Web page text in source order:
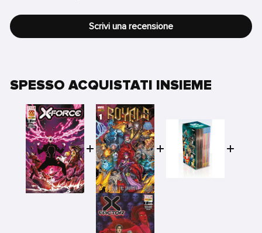
Scrivi una recensione
SPESSO ACQUISTATI INSIEME